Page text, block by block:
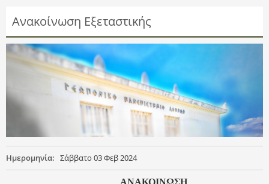
σ
η
ς
Ανακοίνωση Εξεταστικής
Ημερομηνία: Σάββατο 03 Φεβ 2024